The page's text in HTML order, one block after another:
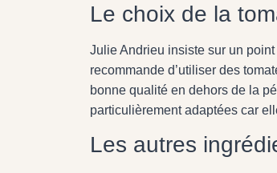
Le choix de la
Julie Andrieu insiste sur un
recommande d’utiliser des
bonne qualité en dehors de la
particulièrement adaptées car
Les autres